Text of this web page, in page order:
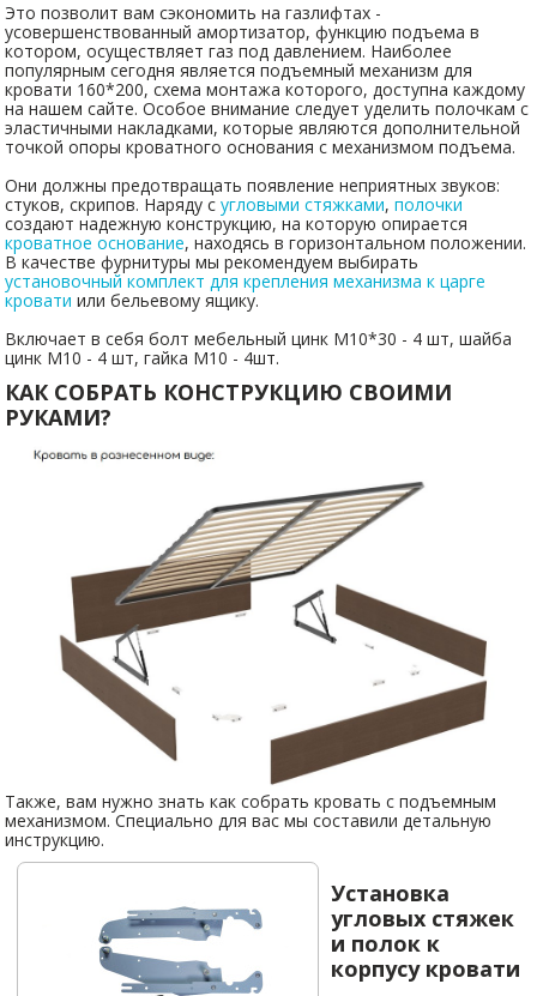
Это позволит вам сэкономить на газлифтах -
усовершенствованный амортизатор, функцию подъема в
котором, осуществляет газ под давлением. Наиболее
популярным сегодня является подъемный механизм для
кровати 160*200, схема монтажа которого, доступна каждому
на нашем сайте. Особое внимание следует уделить полочкам с
эластичными накладками, которые являются дополнительной
точкой опоры кроватного основания с механизмом подъема.
Они должны предотвращать появление неприятных звуков:
стуков, скрипов. Наряду сугловыми стяжками,полочки
создают надежную конструкцию, на которую опирается
кроватное основание, находясь в горизонтальном положении.
В качестве фурнитуры мы рекомендуем выбирать
установочный комплект для крепления механизма к царге
кровати или бельевому ящику.
Включает в себя болт мебельный цинк М10*30 - 4 шт, шайба
цинк М10 - 4 шт, гайка М10 - 4шт.
КАК СОБРАТЬ КОНСТРУКЦИЮ СВОИМИ
РУКАМИ?
Также, вам нужно знать как собрать кровать с подъемным
механизмом. Специально для вас мы составили детальную
инструкцию.
Установка
угловых стяжек
и полок к
корпусу кровати